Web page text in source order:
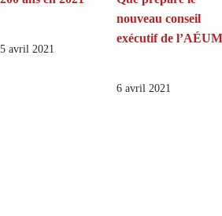
5 avril 2021
nouveau conseil
exécutif de
6 avril 2021